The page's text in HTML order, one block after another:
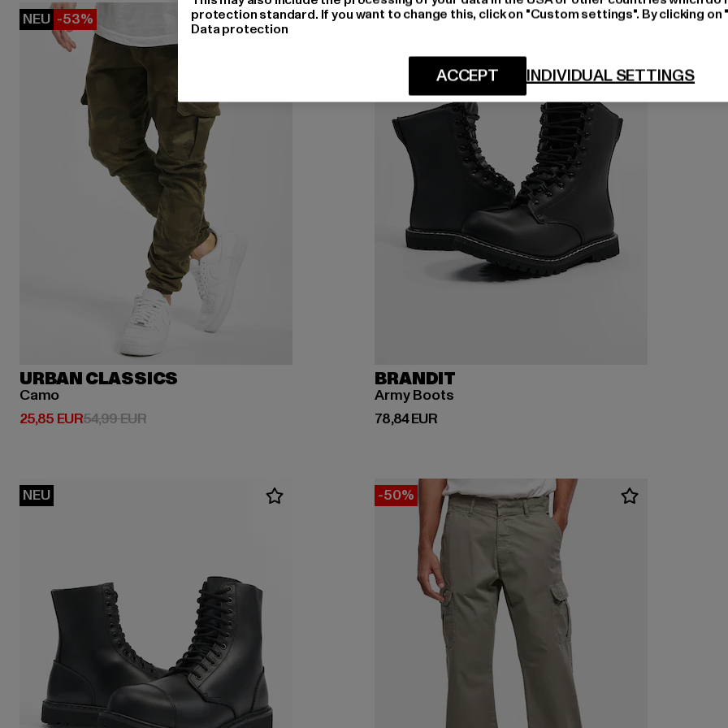
NEU -53%
URBAN CLASSICS
Camo
25,85 EUR
Derzeitiger Preis: 25,85 EUR
54,99 EURAktionspreis: 54,99 EUR
NEU
BRANDIT
Army Boots
78,84 EUR
Derzeitiger Preis: 78,84 EUR
NEU -50%
protection standard. If you want to change this, click on "Custom settings". By clicking
Data protection
INDIVIDUAL SETTINGS
ACCEPT